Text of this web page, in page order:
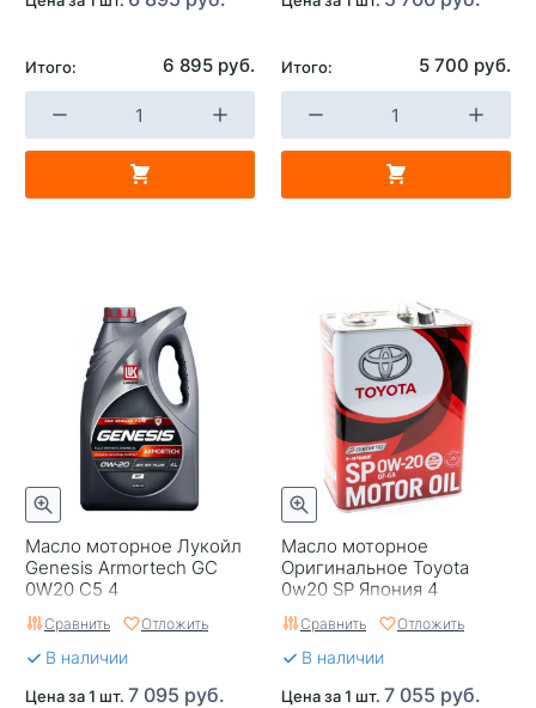
Тип двигателя
Бензиновый двигатель
Применяемость
Автомобили с
бензиновым двигателем
Итого: 6 895 руб. Итого: 5 700 руб.
Масло моторное Лукойл
Genesis Armortech GC
0W20 C5 4
Сравнить Отложить
В наличии
Цена за 1 шт. 7 095 руб.
Масло моторное
Оригинальное Toyota
0w20 SP Япония 4
Сравнить Отложить
В наличии
Цена за 1 шт. 7 055 руб.